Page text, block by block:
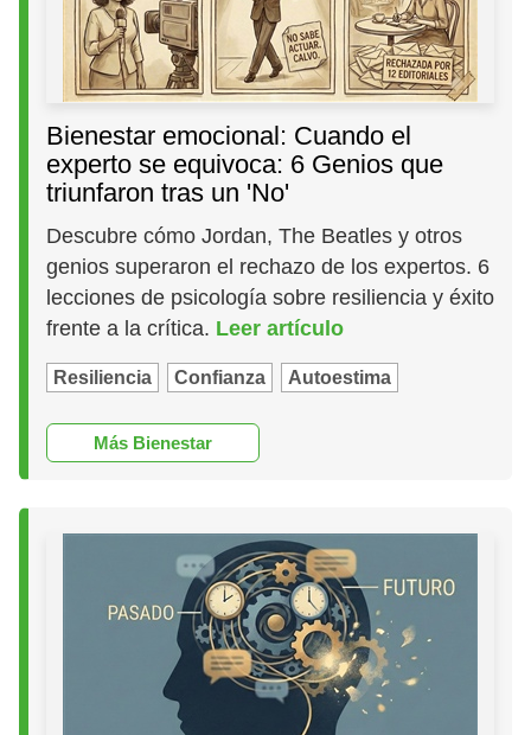
Bienestar emocional: Cuando el
experto se equivoca: 6 Genios que
triunfaron tras un 'No'
Descubre cómo Jordan, The Beatles y otros
genios superaron el rechazo de los expertos. 6
lecciones de psicología sobre resiliencia y éxito
frente a la crítica. Leer artículo
Resiliencia Confianza Autoestima
Más Bienestar